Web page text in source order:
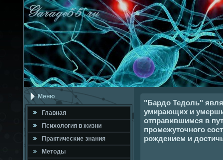
Меню
Главная
Психология в жизни
Практичесκие знания
Методы
"Бардо Тедоль"
умирающих и
отправившимся в
промежуточного
рождением и